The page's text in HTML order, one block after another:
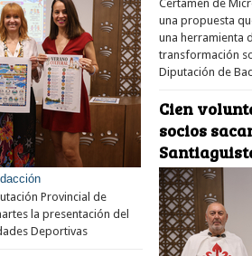
Provincial de
la presentación del
Deportivas
Certamen de
una propuesta
una herramienta
transformación
Diputación de
Cien
socios